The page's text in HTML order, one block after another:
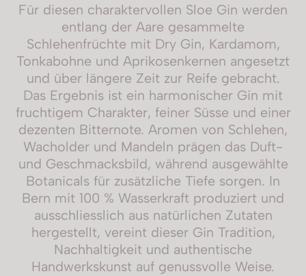
Für diesen charaktervollen Sloe Gin werden
entlang der Aare gesammelte
Schlehenfrüchte mit Dry Gin, Kardamom,
Tonkabohne und Aprikosenkernen angesetzt
und über längere Zeit zur Reife gebracht.
Das Ergebnis ist ein harmonischer Gin mit
fruchtigem Charakter, feiner Süsse und einer
dezenten Bitternote. Aromen von Schlehen,
Wacholder und Mandeln prägen das Duft-
und Geschmacksbild, während ausgewählte
Botanicals für zusätzliche Tiefe sorgen. In
Bern mit 100 % Wasserkraft produziert und
ausschliesslich aus natürlichen Zutaten
hergestellt, vereint dieser Gin Tradition,
Nachhaltigkeit und authentische
Handwerkskunst auf genussvolle Weise.